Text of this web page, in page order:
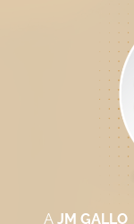
A JM GALLO